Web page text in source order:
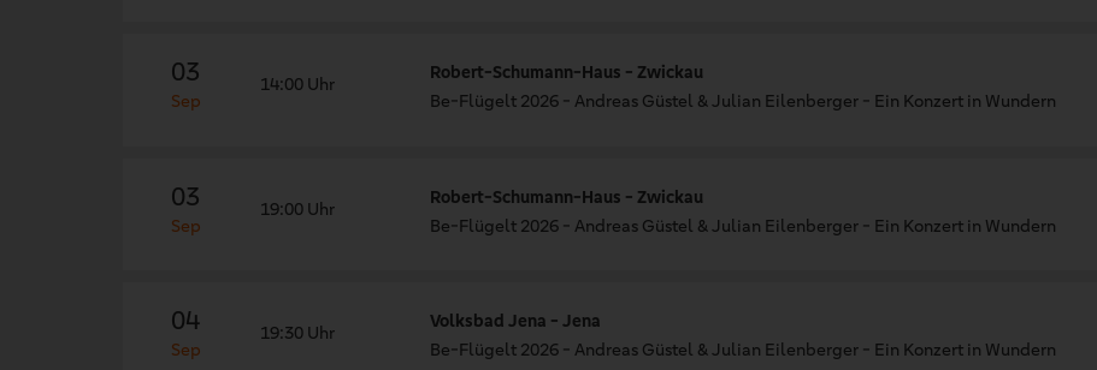
03
Sep
14:00 Uhr
Robert-Schumann-Haus - Zwickau
Be-Flügelt 2026 - Andreas Güstel & Julian Eilenberger - Ein Konzert in Wundern
03
Sep
19:00 Uhr
Robert-Schumann-Haus - Zwickau
Be-Flügelt 2026 - Andreas Güstel & Julian Eilenberger - Ein Konzert in Wundern
04
Sep
19:30 Uhr
Volksbad Jena - Jena
Be-Flügelt 2026 - Andreas Güstel & Julian Eilenberger - Ein Konzert in Wundern